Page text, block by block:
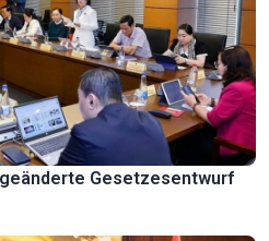
Gesetzesentwurf